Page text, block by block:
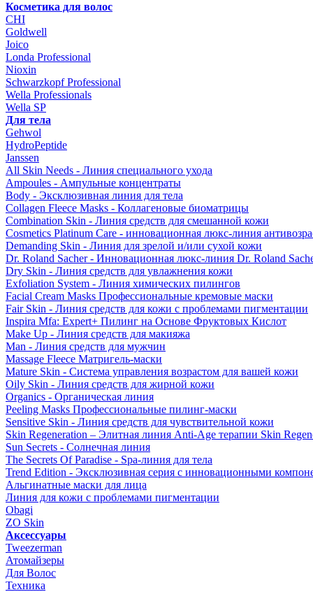
Косметика для волос
CHI
Goldwell
Joico
Londa Professional
Nioxin
Schwarzkopf Professional
Wella Professionals
Wella SP
Для тела
Gehwol
HydroPeptide
Janssen
All Skin Needs - Линия специального ухода
Ampoules - Ампульные концентраты
Body - Эксклюзивная линия для тела
Collagen Fleece Masks - Коллагеновые биоматрицы
Combination Skin - Линия средств для смешанной кожи
Cosmetics Platinum Care - инновационная люкс-линия
Demanding Skin - Линия для зрелой и/или сухой кожи
Dr. Roland Sacher - Инновационная люкс-линия Dr. Roland
Dry Skin - Линия средств для увлажнения кожи
Exfoliation System - Линия химических пилингов
Facial Cream Masks Профессиональные кремовые маски
Fair Skin - Линия средств для кожи с проблемами пигментации
Inspira Mfa: Expert+ Пилинг на Основе Фруктовых Кислот
Make Up - Линия средств для макияжа
Man - Линия средств для мужчин
Massage Fleece Матригель-маски
Mature Skin - Система управления возрастом для вашей кожи
Oily Skin - Линия средств для жирной кожи
Organics - Органическая линия
Peeling Masks Профессиональные пилинг-маски
Sensitive Skin - Линия средств для чувствительной кожи
Skin Regeneration – Элитная линия Anti-Age терапии Skin
Sun Secrets - Солнечная линия
The Secrets Of Paradise - Spa-линия для тела
Trend Edition - Эксклюзивная серия с инновационными
Альгинатные маски для лица
Линия для кожи с проблемами пигментации
Obagi
ZO Skin
Aксессуары
Tweezerman
Атомайзеры
Для Волос
Техника